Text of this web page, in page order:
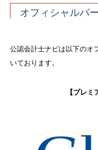
オフィシャルパ
公認会計士ナビは以下のオ
いております。
【プレミ